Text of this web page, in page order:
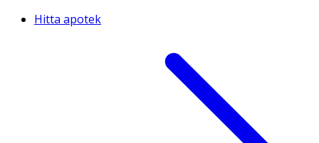
Hitta apotek